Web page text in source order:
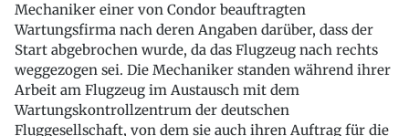
Mechaniker einer von Condor beauftragten
Wartungsfirma nach deren Angaben darüber, dass der
Start abgebrochen wurde, da das Flugzeug nach rechts
weggezogen sei. Die Mechaniker standen während ihrer
Arbeit am Flugzeug im Austausch mit dem
Wartungskontrollzentrum der deutschen
Fluggesellschaft, von dem sie auch ihren Auftrag für die